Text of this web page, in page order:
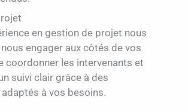
en gestion de projet nous
engager aux côtés de vos
coordonner les intervenants et
suivi clair grâce à des
à vos besoins.